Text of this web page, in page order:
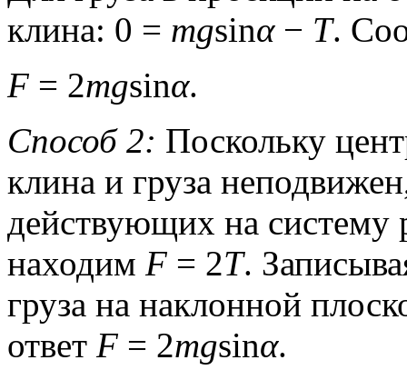
клина: 0 = mgsinα− T.
F = 2mgsinα.
Способ 2: Поскольку
клина и груза
действующих на
находим F = 2T.
груза на наклонной
ответ F = 2mgsinα.